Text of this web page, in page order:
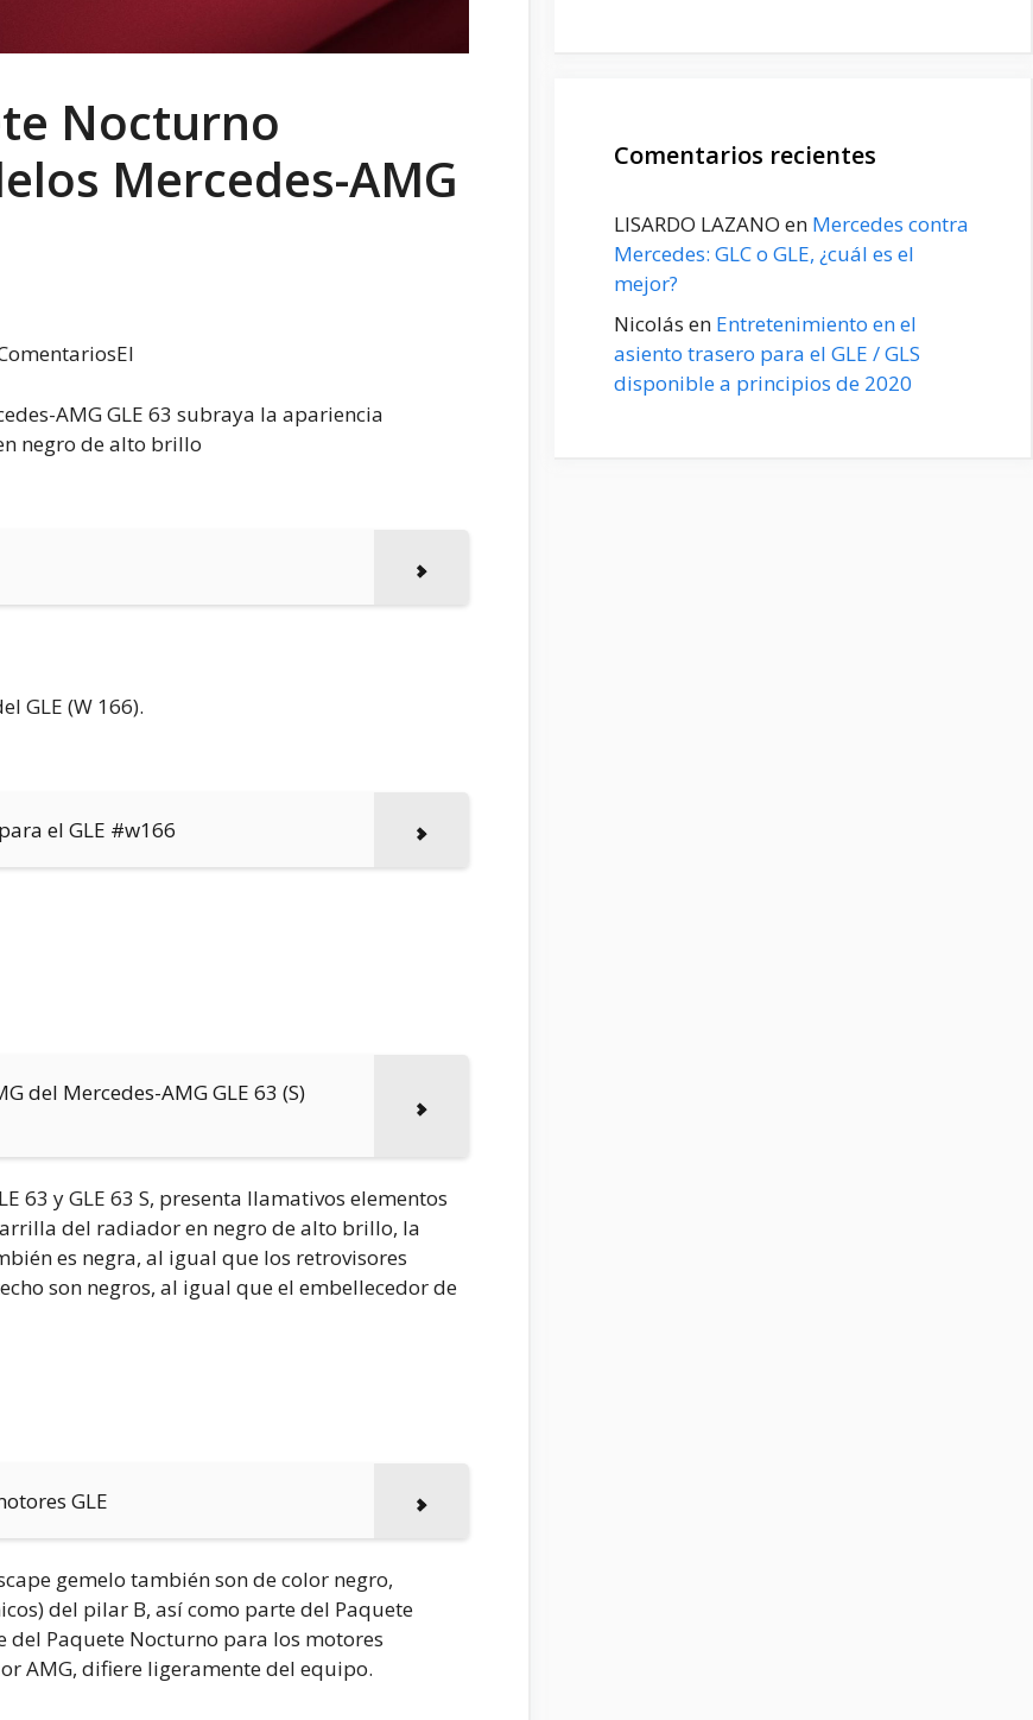
Nocturno
Mercedes-AMG
AMG GLE 63 subraya la apariencia
negro de alto brillo
GLE (W 166).
el GLE #w166
del Mercedes-AMG GLE 63 (S)
63 y GLE 63 S, presenta llamativos elementos
del radiador en negro de alto brillo, la
es negra, al igual que los retrovisores
son negros, al igual que el embellecedor de
GLE
gemelo también son de color negro,
del pilar B, así como parte del Paquete
del Paquete Nocturno para los motores
AMG, difiere ligeramente del equipo.
Comentarios recientes
LISARDO LAZANO en Mercedes contra
Mercedes: GLC o GLE, ¿cuál es el
mejor?
Nicolás en Entretenimiento en el
asiento trasero para el GLE / GLS
disponible a principios de 2020